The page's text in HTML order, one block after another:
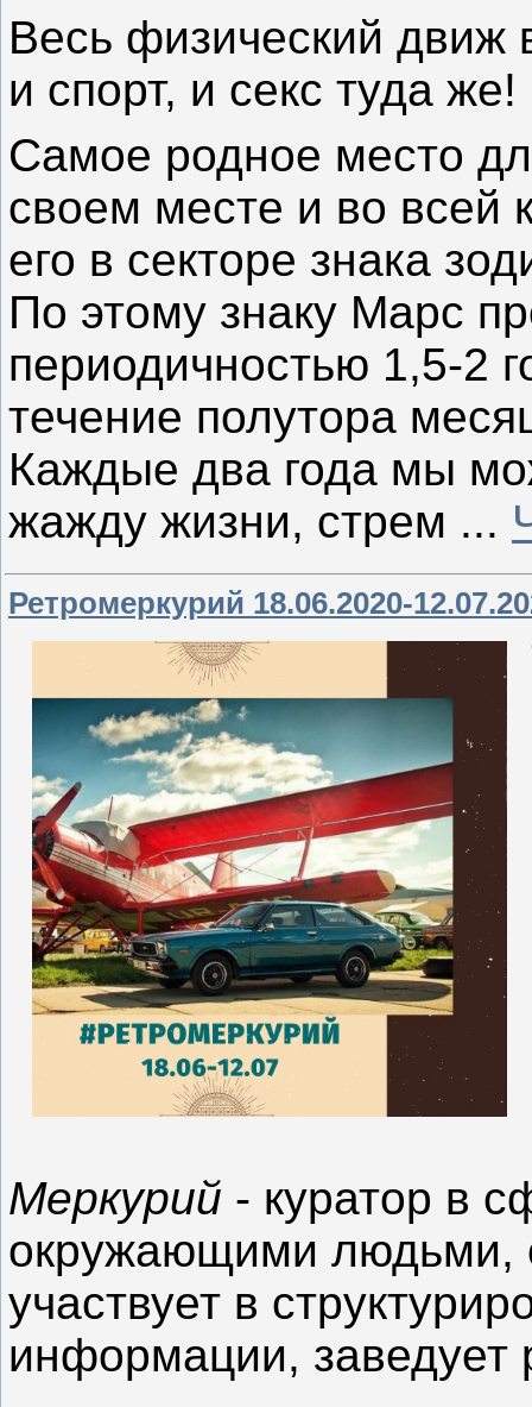
Весь физический
и спорт, и секс туда же!
Самое родное место
своем месте и во всей
его в секторе знака
По этому знаку Марс
периодичностью 1,5-2
течение полутора
Каждые два года мы
жажду жизни, стрем ...
Ретромеркурий 18.06.2020-
Меркурий - куратор в
окружающими людьми,
участвует в
информации,